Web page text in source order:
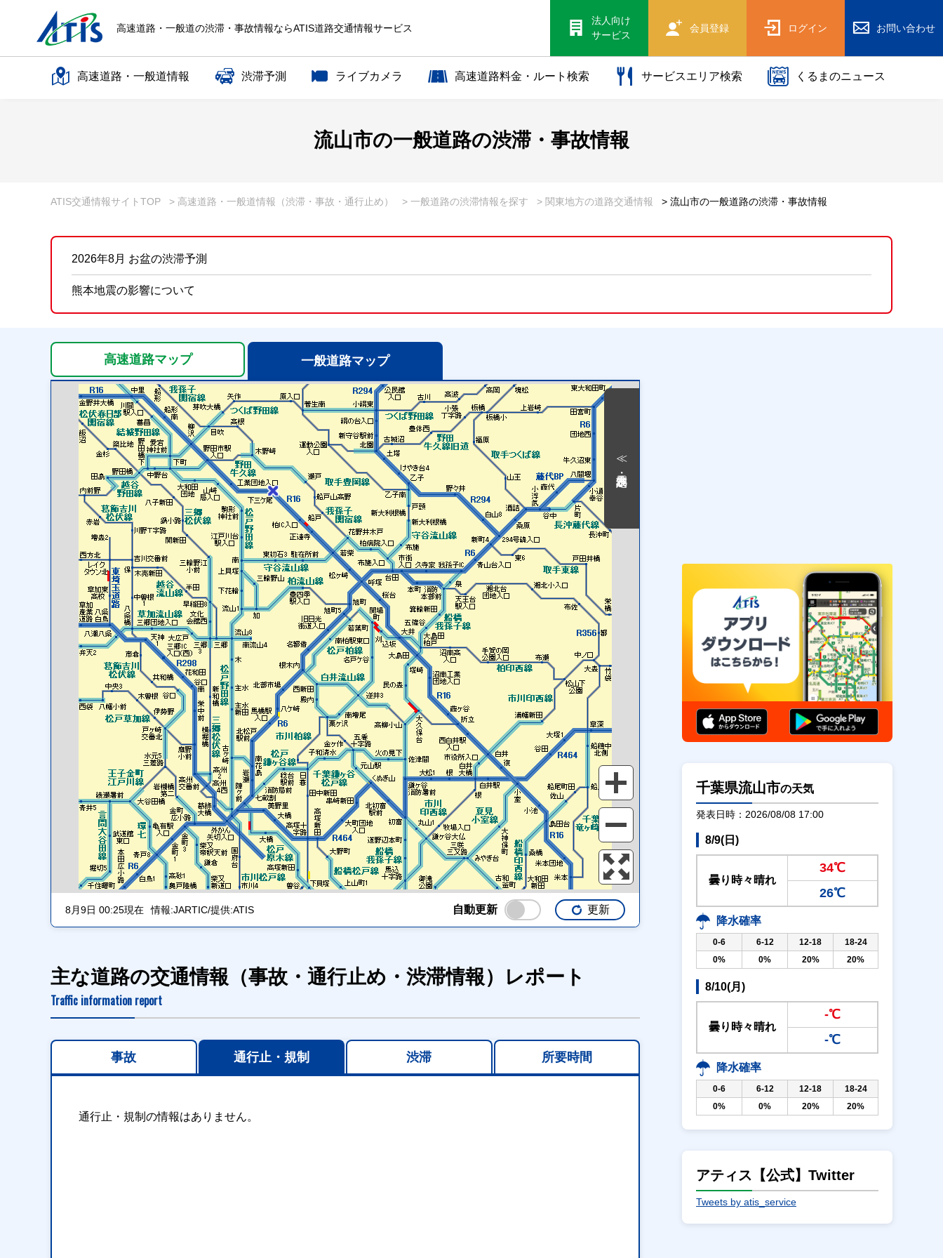
高速道路・一般道の渋滞・事故情報ならATIS道路交通情報サービス
法人向け
サービス
会員登録 ログイン お問い合わせ
高速道路・一般道情報 渋滞予測 ライブカメラ 高速道路料金・ルート検索 サービスエリア検索 くるまのニュース
流山市の一般道路の渋滞・事故情報
ATIS交通情報サイトTOP > 高速道路・一般道情報（渋滞・事故・通行止め） > 一般道路の渋滞情報を探す > 関東地方の道路交通情報 > 流山市の一般道路の渋滞・事故情報
2026年8月 お盆の渋滞予測
熊本地震の影響について
高速道路マップ 一般道路マップ
≪
8月9日 00:25現在 情報:JARTIC/提供:ATIS 自動更新 更新
主な道路の交通情報（事故・通行止め・渋滞情報）レポート
Traffic information report
事故 通行止・規制 渋滞 所要時間
通行止・規制の情報はありません。
千葉県流山市の天気
発表日時：2026/08/08 17:00
8/9(日)
曇り時々晴れ
34℃
26℃
降水確率
0-6 6-12 12-18
18-24
0%
0% 20% 20%
8/10(月)
曇り時々晴れ
-℃
-℃
降水確率
0-6 6-12 12-18
18-24
0%
0% 20% 20%
アティス【公式】Twitter
Tweets by atis_service